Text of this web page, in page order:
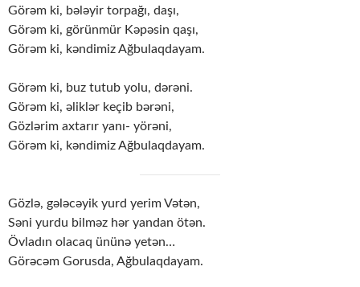
Görəm ki, bələyir torpağı, daşı,
Görəm ki, görünmür Kəpəsin qaşı,
Görəm ki, kəndimiz Ağbulaqdayam.
Görəm ki, buz tutub yolu, dərəni.
Görəm ki, əliklər keçib bərəni,
Gözlərim axtarır yanı- yörəni,
Görəm ki, kəndimiz Ağbulaqdayam.
Gözlə, gələcəyik yurd yerim Vətən,
Səni yurdu bilməz hər yandan ötən.
Övladın olacaq ününə yetən…
Görəcəm Gorusda, Ağbulaqdayam.